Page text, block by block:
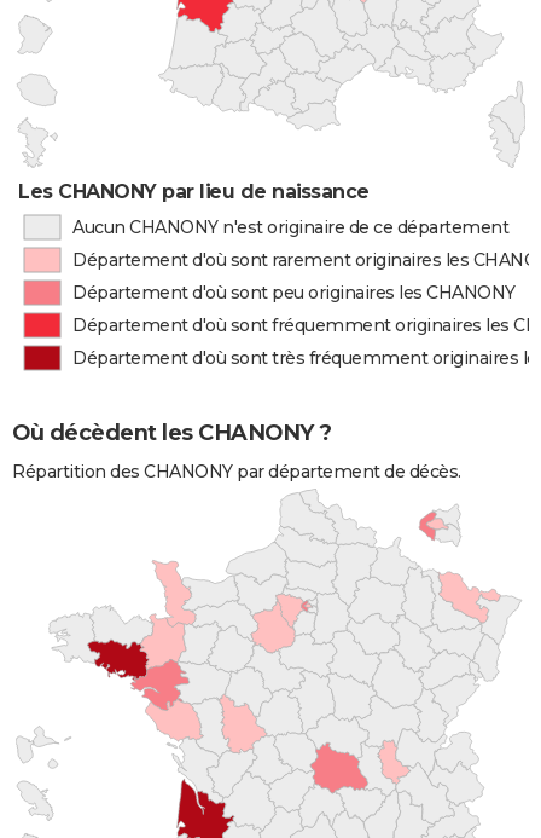
Les CHANONY par lieu de naissance
Aucun CHANONY n'est originaire de ce département
Département d'où sont rarement originaires les
Département d'où sont peu originaires les CHANONY
Département d'où sont fréquemment originaires les
Département d'où sont très fréquemment originaires
Où décèdent les CHANONY ?
Répartition des CHANONY par département de décès.